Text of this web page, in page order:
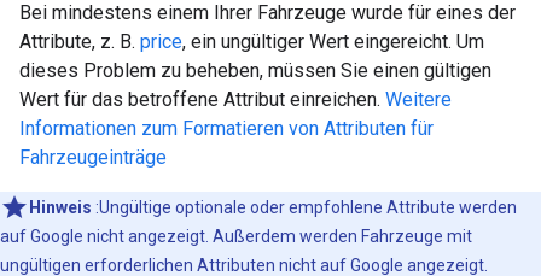
Bei mindestens einem Ihrer Fahrzeuge wurde für eines der
Attribute, z. B. price, ein ungültiger Wert eingereicht. Um
dieses Problem zu beheben, müssen Sie einen gültigen
Wert für das betroffene Attribut einreichen. Weitere
Informationen zum Formatieren von Attributen für
Fahrzeugeinträge
Hinweis :Ungültige optionale oder empfohlene Attribute werden
auf Google nicht angezeigt. Außerdem werden Fahrzeuge mit
ungültigen erforderlichen Attributen nicht auf Google angezeigt.